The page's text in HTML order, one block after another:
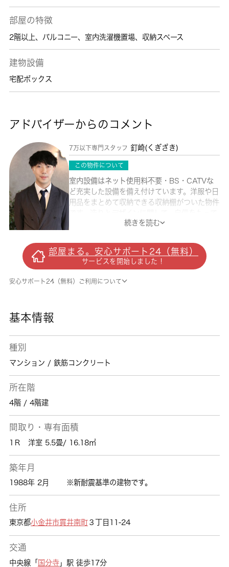
部屋の特徴
2階以上、 バルコニー、 室内洗濯機置場、 収納スペース
建物設備
宅配ボックス
アドバイザーからのコメント
7万以下専門スタッフ 釘崎(くぎざき)
この物件について
室内設備はネット使用料不要・BS・CATVな
ど充実した設備を備え付けています。洋服や日
用品をまとめて収納できる収納棚がついた物件
情報を提供できるマンションです。簡単に温度
ーネットの使用が可能な物件です。 城南コミ
ュニティは、満足できるお部屋を紹介する自信
がございます。小金井市での住まい探しなら、
まずはお気軽にお声かけ下さい。
続きを読む
部屋まる。安心サポート24（無料）
サービスを開始しました！
安心サポート24（無料）ご利用について
基本情報
種別
マンション / 鉄筋コンクリート
所在階
4階 / 4階建
間取り・専有面積
1Ｒ 洋室 5.5畳/ 16.18㎡
築年月
1988年 2月 ※新耐震基準の建物です。
住所
東京都小金井市貫井南町３丁目11-24
交通
中央線「 国分寺」駅 徒歩17分